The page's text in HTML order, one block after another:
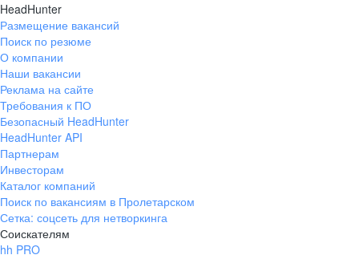
HeadHunter
Размещение вакансий
Поиск по резюме
О компании
Наши вакансии
Реклама на сайте
Требования к ПО
Безопасный HeadHunter
HeadHunter API
Партнерам
Инвесторам
Каталог компаний
Поиск по вакансиям в Пролетарском
Сетка: соцсеть для нетворкинга
Соискателям
hh PRO